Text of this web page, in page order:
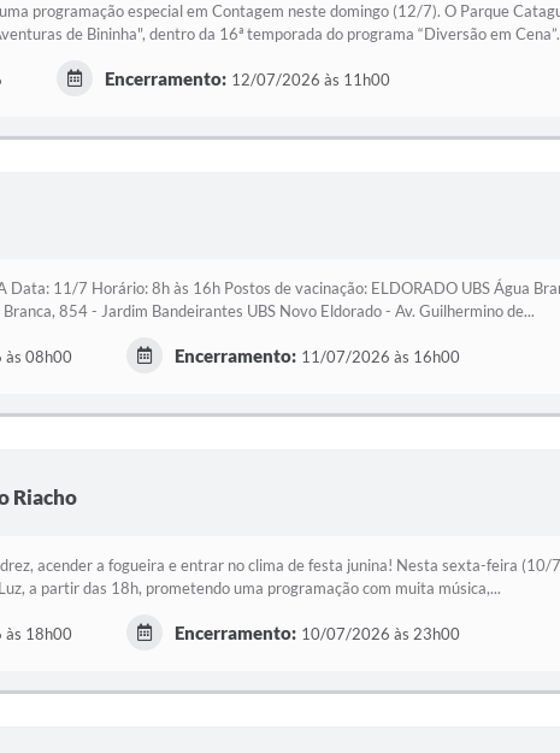
programação especial em Contagem neste domingo (12/7). O Parque
de Bininha", dentro da 16ª temporada do programa “Diversão em
Encerramento: 12/07/2026 às 11h00
Data: 11/7 Horário: 8h às 16h Postos de vacinação: ELDORADO UBS Água
854 - Jardim Bandeirantes UBS Novo Eldorado - Av. Guilhermino de...
08h00 Encerramento: 11/07/2026 às 16h00
Riacho
acender a fogueira e entrar no clima de festa junina! Nesta sexta-feira (10/
a partir das 18h, prometendo uma programação com muita música,...
18h00 Encerramento: 10/07/2026 às 23h00